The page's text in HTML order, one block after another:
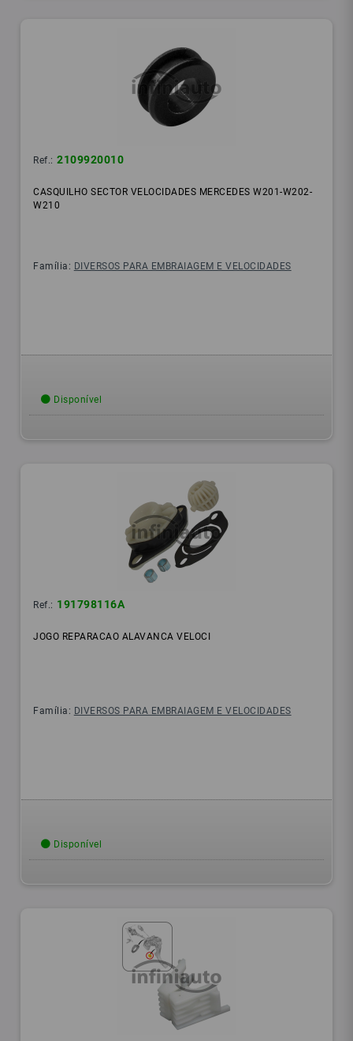
Ref.: 2109920010
CASQUILHO SECTOR VELOCIDADES MERCEDES W201-W202-
W210
Família: DIVERSOS PARA EMBRAIAGEM E VELOCIDADES
Disponível
Ref.: 191798116A
JOGO REPARACAO ALAVANCA VELOCI
Família: DIVERSOS PARA EMBRAIAGEM E VELOCIDADES
Disponível